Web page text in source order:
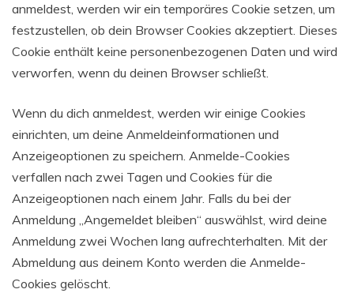
anmeldest, werden wir ein temporäres Cookie setzen, um
festzustellen, ob dein Browser Cookies akzeptiert. Dieses
Cookie enthält keine personenbezogenen Daten und wird
verworfen, wenn du deinen Browser schließt.
Wenn du dich anmeldest, werden wir einige Cookies
einrichten, um deine Anmeldeinformationen und
Anzeigeoptionen zu speichern. Anmelde-Cookies
verfallen nach zwei Tagen und Cookies für die
Anzeigeoptionen nach einem Jahr. Falls du bei der
Anmeldung „Angemeldet bleiben“ auswählst, wird deine
Anmeldung zwei Wochen lang aufrechterhalten. Mit der
Abmeldung aus deinem Konto werden die Anmelde-
Cookies gelöscht.